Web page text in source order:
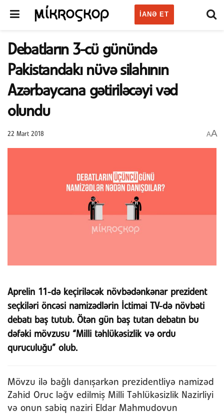
IANƏ ET
Debatların 3-cü günündə
Pakistandakı nüvə silahının
Azərbaycana gətiriləcəyi vəd
olundu
22 Mart 2018 AA
Aprelin 11-də keçiriləcək növbədənkənar prezident
seçkiləri öncəsi namizədlərin İctimai TV-də növbəti
debatı baş tutub. Ötən gün baş tutan debatın bu
dəfəki mövzusu “Milli təhlükəsizlik və ordu
quruculuğu” olub.
Mövzu ilə bağlı danışarkən prezidentliyə namizəd
Zahid Oruc ləğv edilmiş Milli Təhlükəsizlik Nazirliyi
və onun sabiq naziri Eldar Mahmudovun